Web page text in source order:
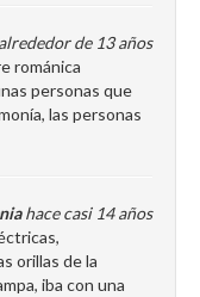
de 13 años
románica
personas que
las personas
hace casi 14 años
orillas de la
iba con una